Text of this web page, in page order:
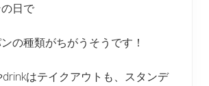
日で
の種類がちがうそうです！
はテイクアウトも、スタンデ